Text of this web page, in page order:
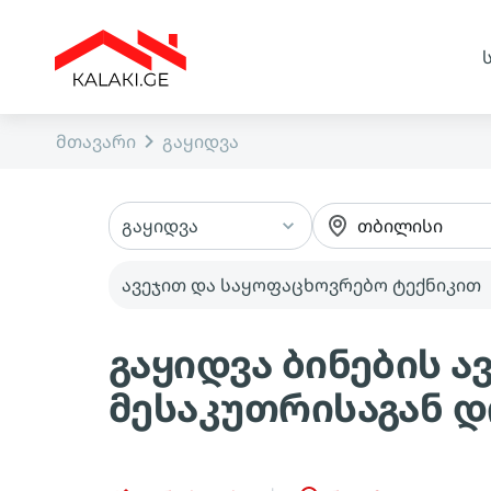
მთავარი გაყიდვა
გაყიდვა თბილისი
ავეჯით და საყოფაცხოვრებო ტექნიკით
გაყიდვა ბინების
მესაკუთრისაგან